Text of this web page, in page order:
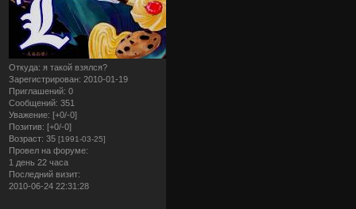
Откуда: я такой взялся?
Зарегистрирован: 2010-01-19
Приглашений: 0
Сообщений: 351
Уважение: [+0/-0]
Позитив: [+0/-0]
Возраст: 35 [1991-03-25]
Провел на форуме:
1 день 22 часа
Последний визит:
2010-06-24 22:31:28